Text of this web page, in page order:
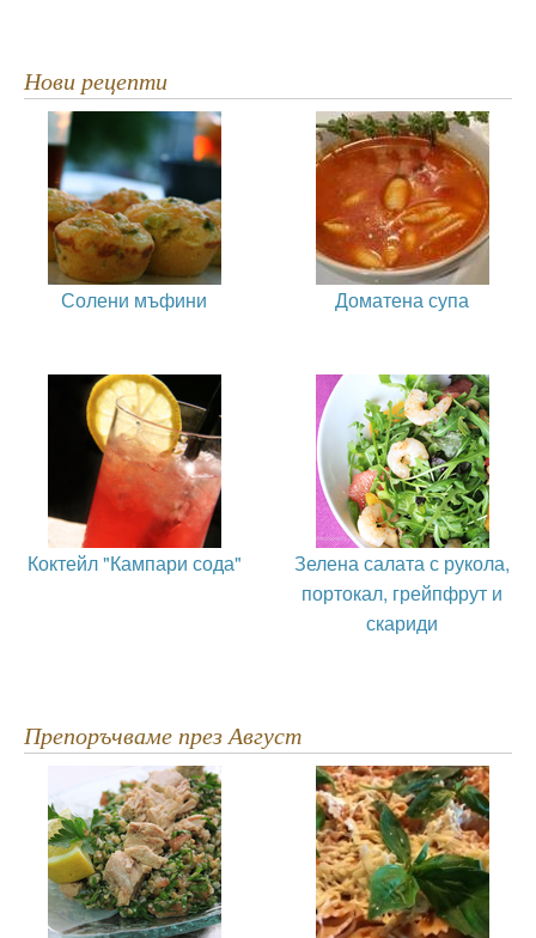
Нови рецепти
Солени мъфини Доматена супа
Коктейл "Кампари сода"
Зелена салата с рукола,
портокал, грейпфрут и
скариди
Препоръчваме през Август